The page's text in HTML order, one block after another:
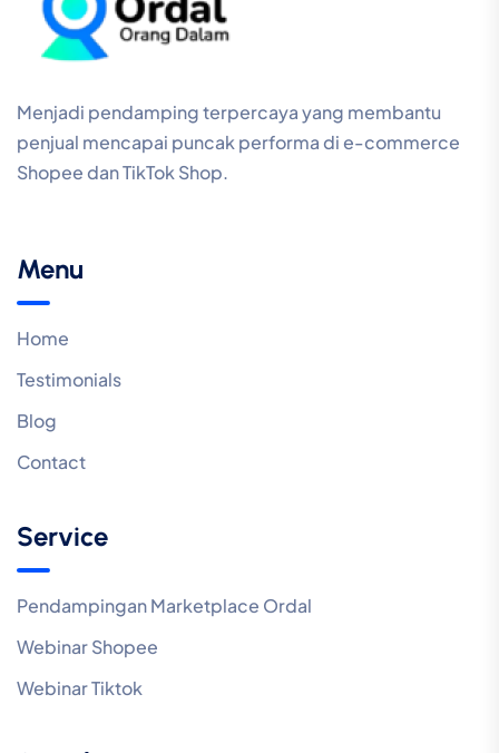
Menjadi pendamping terpercaya yang membantu
penjual mencapai puncak performa di e-commerce
Shopee dan TikTok Shop.
Menu
Home
Testimonials
Blog
Contact
Service
Pendampingan Marketplace Ordal
Webinar Shopee
Webinar Tiktok